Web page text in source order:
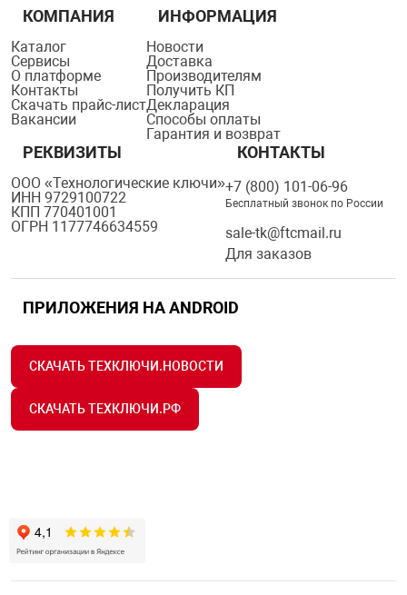
КОМПАНИЯ
Каталог
Сервисы
О платформе
Контакты
Скачать прайс-лист
Вакансии
ИНФОРМАЦИЯ
Новости
Доставка
Производителям
Получить КП
Декларация
Способы оплаты
Гарантия и возврат
РЕКВИЗИТЫ
ООО «Технологические ключи»
ИНН 9729100722
КПП 770401001
ОГРН 1177746634559
КОНТАКТЫ
+7 (800) 101-06-96
Бесплатный звонок по России
sale-tk@ftcmail.ru
Для заказов
ПРИЛОЖЕНИЯ НА ANDROID
СКАЧАТЬ ТЕХКЛЮЧИ.НОВОСТИ
СКАЧАТЬ ТЕХКЛЮЧИ.РФ